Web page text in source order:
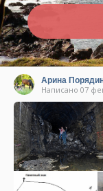
Арина
Написано 07